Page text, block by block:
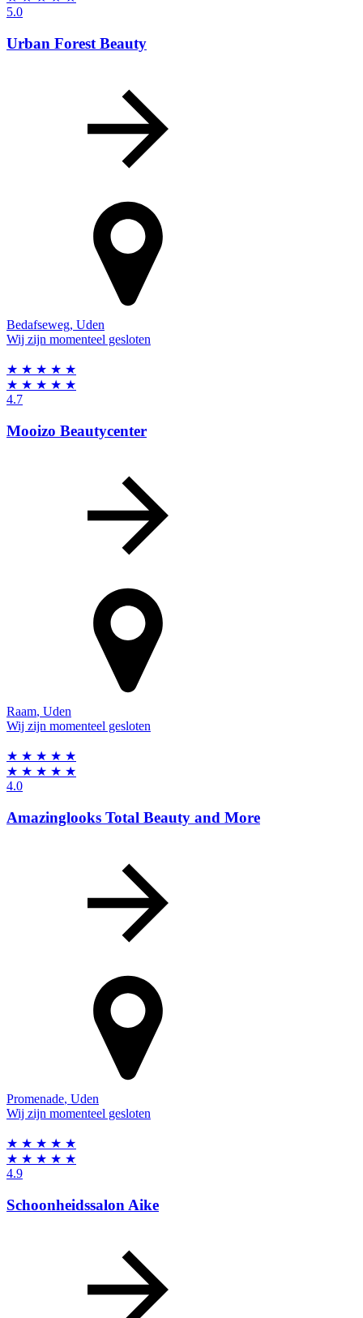
5.0
Urban Forest Beauty
Bedafseweg, Uden
Wij zijn momenteel gesloten
★ ★ ★ ★ ★
★ ★ ★ ★ ★
4.7
Mooizo Beautycenter
Raam, Uden
Wij zijn momenteel gesloten
★ ★ ★ ★ ★
★ ★ ★ ★ ★
4.0
Amazinglooks Total Beauty and More
Promenade, Uden
Wij zijn momenteel gesloten
★ ★ ★ ★ ★
★ ★ ★ ★ ★
4.9
Schoonheidssalon Aike